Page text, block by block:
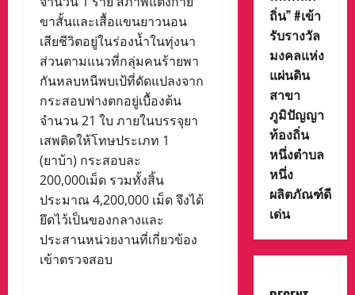
ขาสั้นและเสื้อแขนยาวนอน
เสียชีวิตอยู่ในร่องน้ำในทุ่งนา
ส่วนตามแนวที่กลุ่มคนร้ายพา
กันหลบหนีพบเป้ที่ดัดแปลงจาก
กระสอบฟางตกอยู่เบื้องต้น
จำนวน 21 ใบ ภายในบรรจุยา
เสพติดให้โทษประเภท 1
(ยาบ้า) กระสอบละ
200,000เม็ด รวมทั้งสิ้น
ประมาณ 4,200,000 เม็ด จึงได้
ยึดไว้เป็นของกลางและ
ประสานหน่วยงานที่เกี่ยวข้อง
เข้าตรวจสอบ
ถิ่น” #เข้า
รับรางวัล
มงคลแห่ง
แผ่นดิน
สาขา
ภูมิปัญญา
ท้องถิ่น
หนึ่งตำบล
หนึ่ง
ผลิตภัณฑ์ดี
เด่น